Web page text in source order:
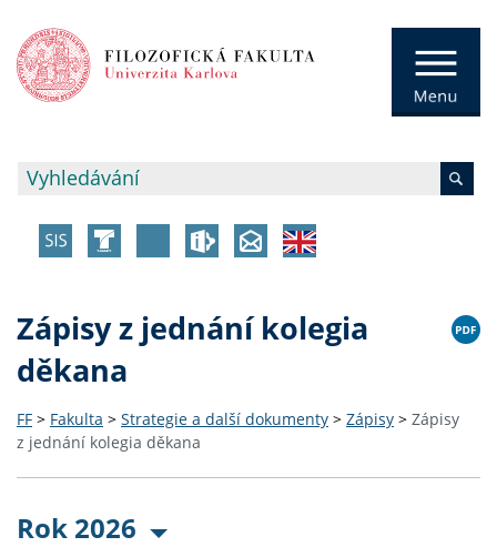
Zápisy z jednání kolegia
děkana
FF > Fakulta > Strategie a další dokumenty > Zápisy > Zápisy
z jednání kolegia děkana
Rok 2026